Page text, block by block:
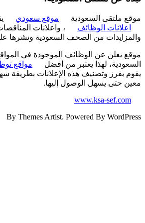
ملتقى السعودية موقع سعودي
يقدم
الوظائف
، واعلانات المناقصات
من الصحف السعودية ونشرها على
يعلن عن الوظائف الموجودة في المواقع
لهذا يعتبر من أفضل
مواقع توظيف
بفرز وتصنيف هذه الإعلانات بطريقة سهلة
حتى يسهل الوصول إليها.
www.ksa-
By Themes Artist. Powered By